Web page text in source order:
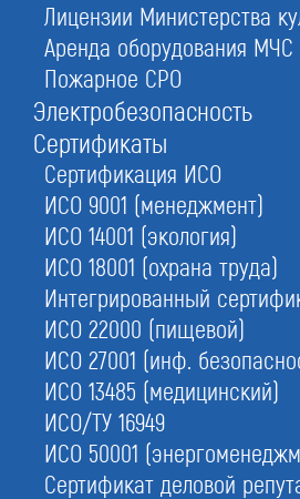
Лицензии Министерства
Аренда оборудования МЧС
Пожарное СРО
Электробезопасность
Сертификаты
Сертификация ИСО
ИСО 9001 (менеджмент)
ИСО 14001 (экология)
ИСО 18001 (охрана труда)
Интегрированный
ИСО 22000 (пищевой)
ИСО 27001 (инф.
ИСО 13485 (медицинский)
ИСО/ТУ 16949
ИСО 50001
Сертификат деловой
Заказать консультацию
При отправке данной формы вы соглашаетесь с
персональных данных.
Рейтинг 4/5
№484 в Российской федерации
№170 в Московской области
№158 в Москве
Ассоциация Саморегулируемая
поддержке малого и среднего
строительства «Стройрегион-
Обновлено
16.06.2026 07:13:16